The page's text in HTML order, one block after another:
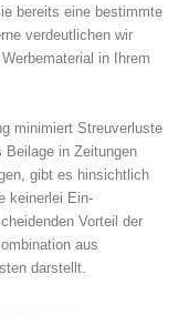
bereits eine bestimmte
verdeutlichen wir
in Ihrem
minimiert Streuverluste
Beilage in Zeitungen
gibt es hinsichtlich
keinerlei Ein-
Vorteil der
aus
darstellt.